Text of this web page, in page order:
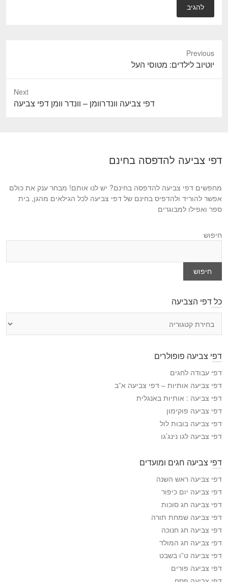
Previous
P
r
p
s
t
:
יוטיוב לילדים: מטוסי העל
Next
o
t
:
דפי צביעה וונדרוומן – וונדר וומן דפי צביעה
דפי צביעה להדפסה בחינם
מחפשים דפי צביעה להדפסה בחינם? יש לנו אותם! מבחר ענק את כולם
אפשר להוריד ולהדפיס בחינם של דפי צביעה לכל הגילאים מהגן, בית
ספר ואפילו למבוגרים
חיפוש
חיפוש
כל דפי הצביעה
י
ה
צ
י
ע
ה
דפי צביעה פופולרים
דפי עבודה לחגים
דפי צביעה אותיות – דפי צביעה א”ב
דפי צביעה : אותיות באנגלית
דפי צביעה פוקימון
דפי צביעה בובות לול
דפי צביעה לגו נינג’גו
דפי צביעה חגים ומועדים
דפי צביעה ראש השנה
דפי צביעה יום כיפור
דפי צביעה חג סוכות
דפי צביעה שמחת תורה
דפי צביעה חג חנוכה
דפי צביעה חג המולד
דפי צביעה ט”ו בשבט
דפי צביעה פורים